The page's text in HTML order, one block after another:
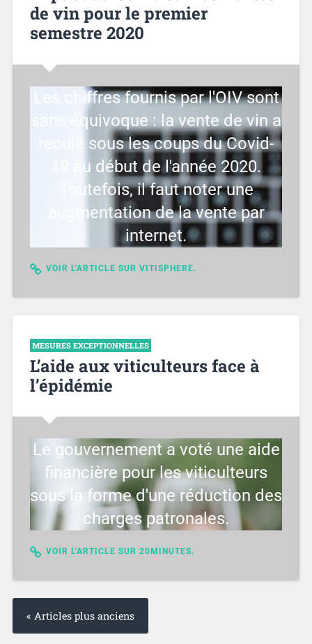
de vin pour le premier
semestre 2020
Les chiffres fournis par l'OIV sont
sans équivoque : la vente de vin a
reculé sous les coups du Covid-
19 au début de l'année 2020.
Toutefois, il faut noter une
augmentation de la vente par
internet.
VOIR L'ARTICLE SUR VITISPHERE.
MESURES EXCEPTIONNELLES
L’aide aux viticulteurs face à
l’épidémie
Le gouvernement a voté une aide
financière pour les viticulteurs
sous la forme d'une réduction des
charges patronales.
VOIR L'ARTICLE SUR 20MINUTES.
« Articles plus anciens